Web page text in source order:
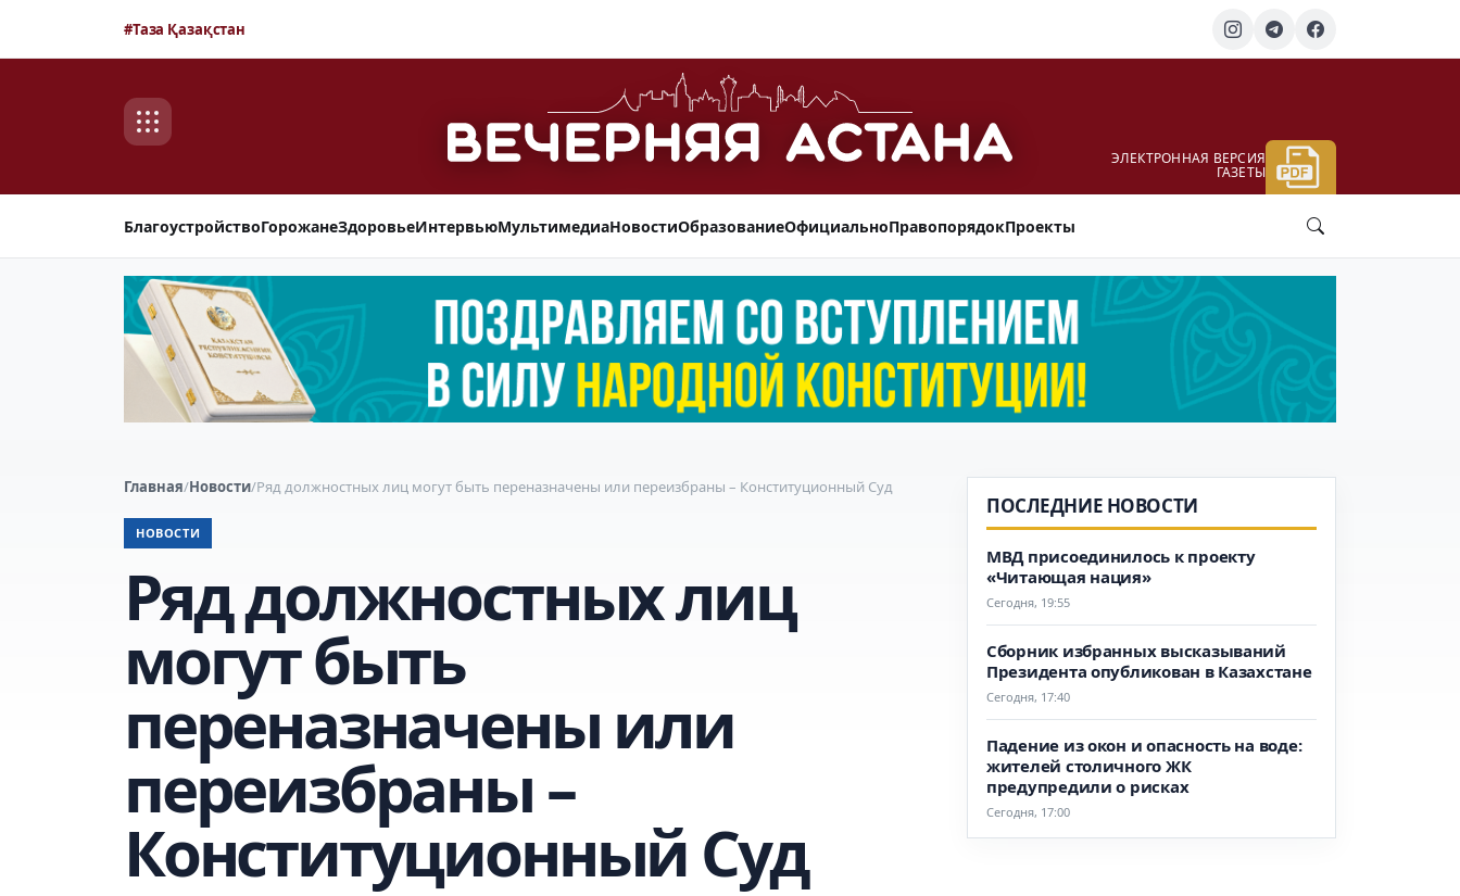
#Таза Қазақстан
ЭЛЕКТРОННАЯ ВЕРСИЯ
ГАЗЕТЫ
БлагоустройствоГорожанеЗдоровьеИнтервьюМультимедиаНовостиОбразованиеОфициальноПравопорядокПроекты
Главная/Новости/Ряд должностных лиц могут быть переназначены или переизбраны – Конституционный Суд
НОВОСТИ
Ряд должностных лиц
могут быть
переназначены или
переизбраны –
Конституционный Суд
ПОСЛЕДНИЕ НОВОСТИ
МВД присоединилось к проекту
«Читающая нация»
Сегодня, 19:55
Сборник избранных высказываний
Президента опубликован в Казахстане
Сегодня, 17:40
Падение из окон и опасность на воде:
жителей столичного ЖК
предупредили о рисках
Сегодня, 17:00